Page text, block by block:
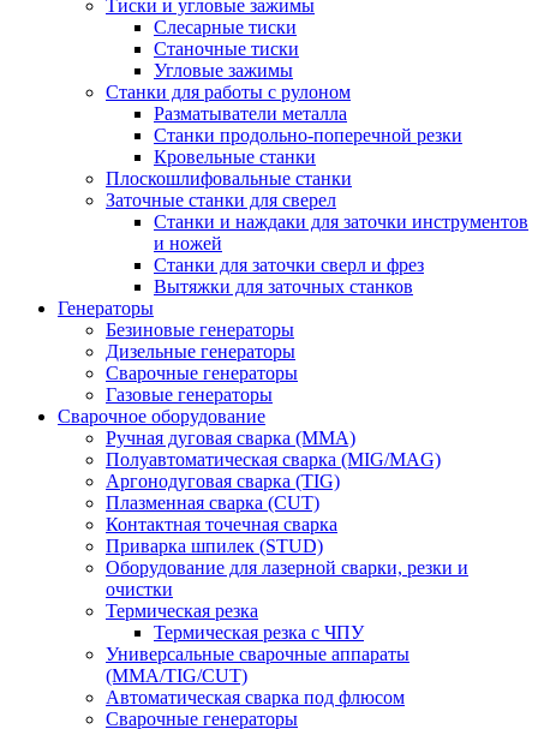
Тиски и угловые зажимы
Слесарные тиски
Станочные тиски
Угловые зажимы
Станки для работы с рулоном
Разматыватели металла
Станки продольно-поперечной резки
Кровельные станки
Плоскошлифовальные станки
Заточные станки для сверел
Станки и наждаки для заточки инструментов
и ножей
Станки для заточки сверл и фрез
Вытяжки для заточных станков
Генераторы
Безиновые генераторы
Дизельные генераторы
Сварочные генераторы
Газовые генераторы
Сварочное оборудование
Ручная дуговая сварка (MMA)
Полуавтоматическая сварка (MIG/MAG)
Аргонодуговая сварка (TIG)
Плазменная сварка (CUT)
Контактная точечная сварка
Приварка шпилек (STUD)
Оборудование для лазерной сварки, резки и
очистки
Термическая резка
Термическая резка с ЧПУ
Универсальные сварочные аппараты
(MMA/TIG/CUT)
Автоматическая сварка под флюсом
Сварочные генераторы